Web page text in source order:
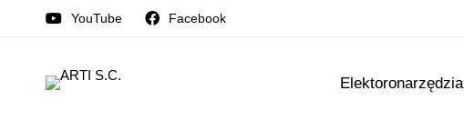
YouTube Facebook
Elektoronarzędzia